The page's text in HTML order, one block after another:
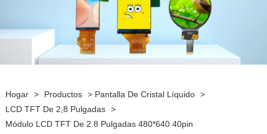
Hogar > Productos > Pantalla De Cristal Líquido >
LCD TFT De 2,8 Pulgadas >
Módulo LCD TFT De 2.8 Pulgadas 480*640 40pin